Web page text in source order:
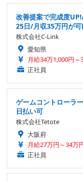
改善提案で完成度
25日/月収35万円が
株式会社C-Link
愛知県
月給34万1,000円～
正社員
ゲームコントローラ
日払い可
株式会社Tetote
大阪府
月給27万円～34万
正社員